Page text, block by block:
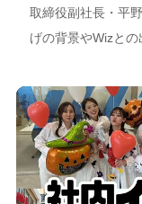
取締役副社長・平
げの背景やWizとの
海道が描く今後の